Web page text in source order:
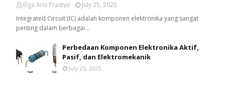
Elga Aris Prastyo
July 25, 2025
Integrated Circuit (IC) adalah komponen elektronika yang sangat
penting dalam berbagai…
Perbedaan Komponen Elektronika Aktif,
Pasif, dan Elektromekanik
July 25, 2025